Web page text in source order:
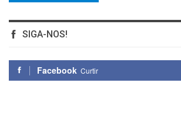
SIGA-NOS!
Facebook Curtir